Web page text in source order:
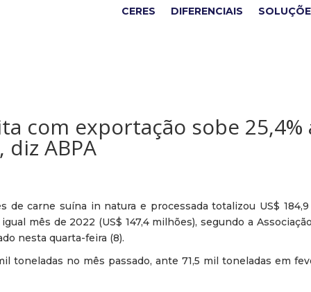
CERES DIFERENCIAIS
com exportação sobe 25,4%
ABPA
de carne suína in natura e processada totalizou US$
mês de 2022 (US$ 147,4 milhões), segundo a
nesta quarta-feira (8).
toneladas no mês passado, ante 71,5 mil toneladas em